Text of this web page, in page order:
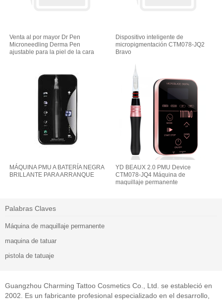
Venta al por mayor Dr Pen
Microneedling Derma Pen
ajustable para la piel de la cara
Dispositivo inteligente de
micropigmentación CTM078-JQ2
Bravo
MÁQUINA PMU A BATERÍA NEGRA
BRILLANTE PARA ARRANQUE
YD BEAUX 2.0 PMU Device
CTM078-JQ4 Máquina de
maquillaje permanente
Palabras Claves
Máquina de maquillaje permanente
maquina de tatuar
pistola de tatuaje
Guangzhou Charming Tattoo Cosmetics Co., Ltd. se estableció en
2002. Es un fabricante profesional especializado en el desarrollo,